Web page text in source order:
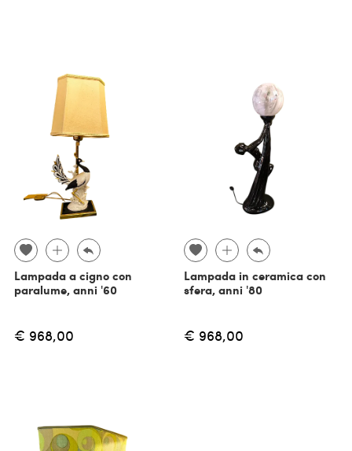
Lampada a cigno con
paralume, anni '60
€ 968,00
Lampada in ceramica con
sfera, anni '80
€ 968,00